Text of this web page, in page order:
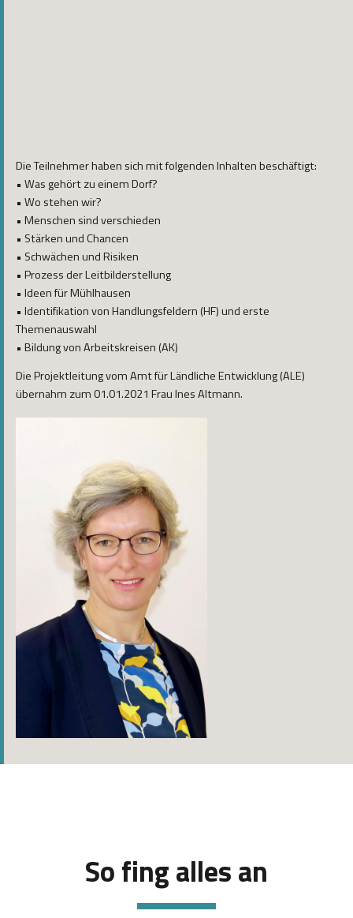
Die Teilnehmer haben sich mit folgenden Inhalten beschäftigt:
• Was gehört zu einem Dorf?
• Wo stehen wir?
• Menschen sind verschieden
• Stärken und Chancen
• Schwächen und Risiken
• Prozess der Leitbilderstellung
• Ideen für Mühlhausen
• Identifikation von Handlungsfeldern (HF) und erste
Themenauswahl
• Bildung von Arbeitskreisen (AK)
Die Projektleitung vom Amt für Ländliche Entwicklung (ALE)
übernahm zum 01.01.2021 Frau Ines Altmann.
So fing alles an